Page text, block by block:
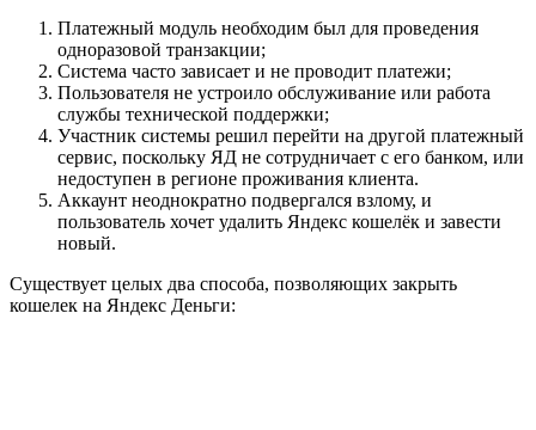
Платежный модуль необходим был для проведения
одноразовой транзакции;
Система часто зависает и не проводит платежи;
Пользователя не устроило обслуживание или работа
службы технической поддержки;
Участник системы решил перейти на другой платежный
сервис, поскольку ЯД не сотрудничает с его банком, или
недоступен в регионе проживания клиента.
Аккаунт неоднократно подвергался взлому, и
пользователь хочет удалить Яндекс кошелёк и завести
новый.
Существует целых два способа, позволяющих закрыть
кошелек на Яндекс Деньги: